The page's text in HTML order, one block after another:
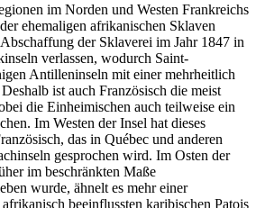
im Norden und Westen Frankreichs
ehemaligen afrikanischen Sklaven
der Sklaverei im Jahr 1847 in
verlassen, wodurch Saint-
Antilleninseln mit einer mehrheitlich
ist auch Französisch die meist
die Einheimischen auch teilweise ein
Im Westen der Insel hat dieses
das in Québec und anderen
gesprochen wird. Im Osten der
im beschränkten Maße
wurde, ähnelt es mehr einer
beeinflussten karibischen Patois